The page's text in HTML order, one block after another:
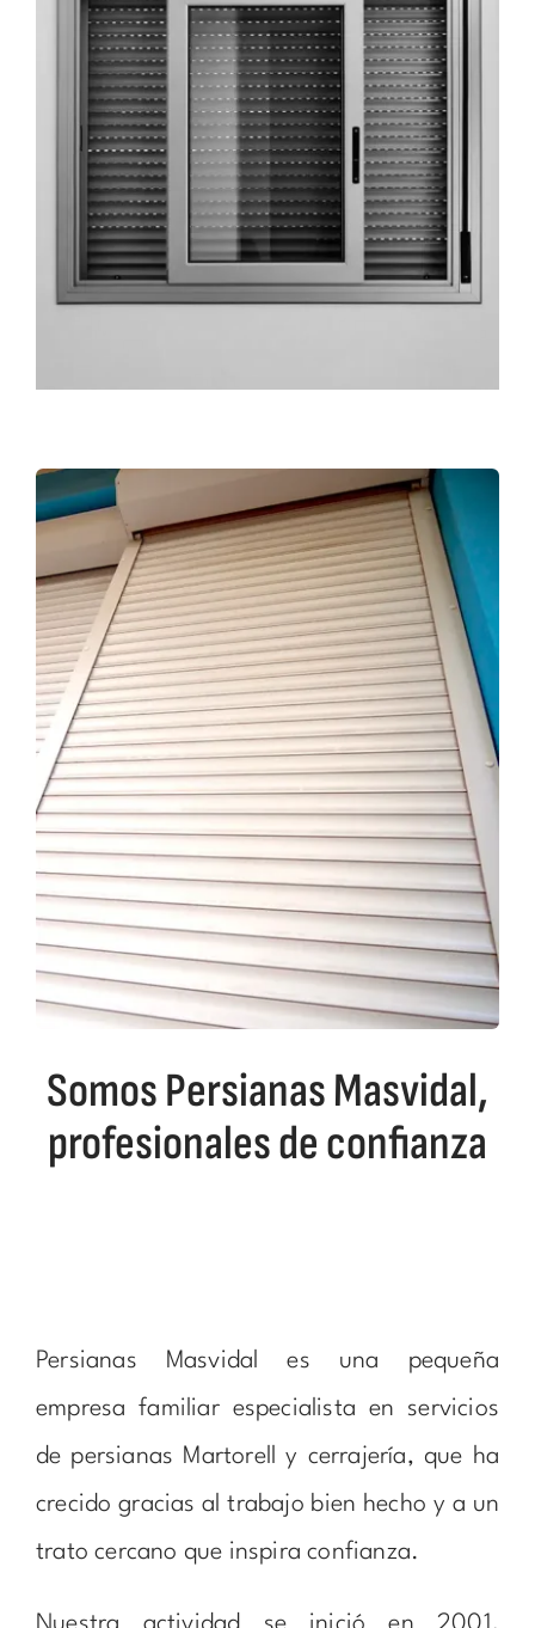
Somos Persianas Masvidal,
profesionales de confianza
Persianas Masvidal es una pequeña
empresa familiar especialista en servicios
de persianas Martorell y cerrajería, que ha
crecido gracias al trabajo bien hecho y a un
trato cercano que inspira confianza.